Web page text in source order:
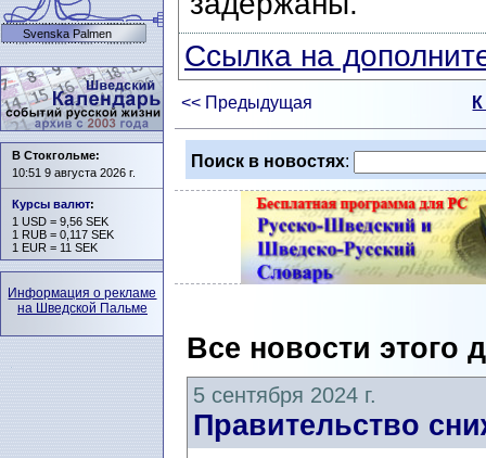
Ссылка на
<< Предыдущая
Поиск в новостях:
Все новости этого
5 сентября 2024 г.
Правительство
Svenska Palmen
В Стокгольме:
10:51 9 августа 2026 г.
Курсы валют:
1 USD = 9,56 SEK
1 RUB = 0,117 SEK
1 EUR = 11 SEK
Информация о рекламе
на Шведской Пальме